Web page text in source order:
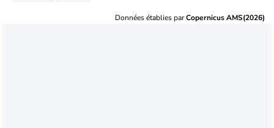
Données établies parCopernicus AMS(2026)